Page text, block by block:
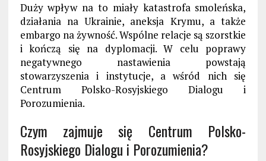
Duży wpływ na to miały katastrofa smoleńska,
działania na Ukrainie, aneksja Krymu, a także
embargo na żywność. Wspólne relacje są szorstkie
i kończą się na dyplomacji. W celu poprawy
negatywnego nastawienia powstają
stowarzyszenia i instytucje, a wśród nich się
Centrum Polsko-Rosyjskiego Dialogu i
Porozumienia.
Czym zajmuje się Centrum Polsko-
Rosyjskiego Dialogu i Porozumienia?